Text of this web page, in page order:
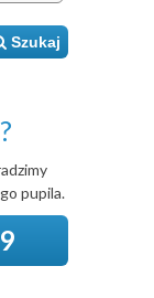
Szukaj
pupila.